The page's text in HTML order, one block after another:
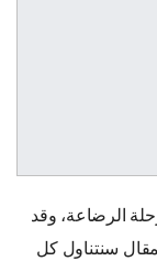
الرضاعة، وقد
سنتناول كل